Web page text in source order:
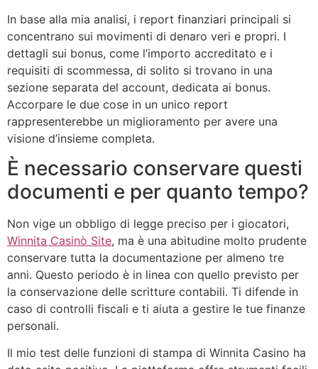
In base alla mia analisi, i report finanziari principali si
concentrano sui movimenti di denaro veri e propri. I
dettagli sui bonus, come l’importo accreditato e i
requisiti di scommessa, di solito si trovano in una
sezione separata del account, dedicata ai bonus.
Accorpare le due cose in un unico report
rappresenterebbe un miglioramento per avere una
visione d’insieme completa.
È necessario conservare questi
documenti e per quanto tempo?
Non vige un obbligo di legge preciso per i giocatori,
Winnita Casinò Site, ma è una abitudine molto prudente
conservare tutta la documentazione per almeno tre
anni. Questo periodo è in linea con quello previsto per
la conservazione delle scritture contabili. Ti difende in
caso di controlli fiscali e ti aiuta a gestire le tue finanze
personali.
Il mio test delle funzioni di stampa di Winnita Casino ha